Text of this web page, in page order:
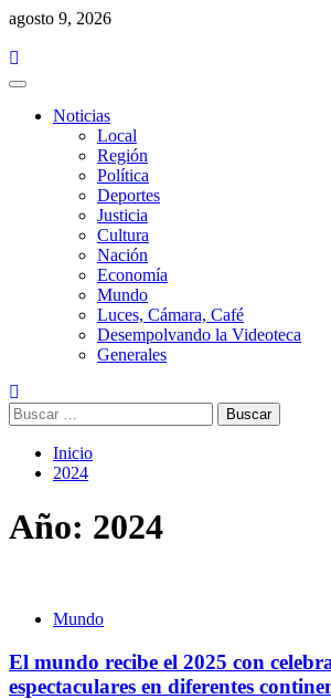
Saltar
contenido
agosto 9, 2026
Menú
principalNoticias
Local
Región
Política
Deportes
Justicia
Cultura
Nación
Economía
Mundo
Luces, Cámara, Café
Desempolvando la Videoteca
Generales
Buscar:
Inicio
2024
Año: 2024
Mundo
El mundo recibe el 2025 con
espectaculares en diferentes